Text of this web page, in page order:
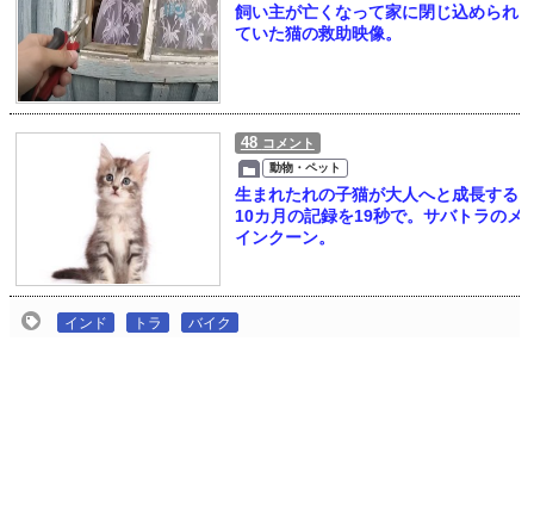
飼い主が亡くなって家に閉じ込められ
ていた猫の救助映像。
48 コメント
動物・ペット
生まれたれの子猫が大人へと成長する
10カ月の記録を19秒で。サバトラのメ
インクーン。
インド トラ バイク